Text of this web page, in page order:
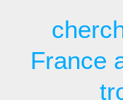
France